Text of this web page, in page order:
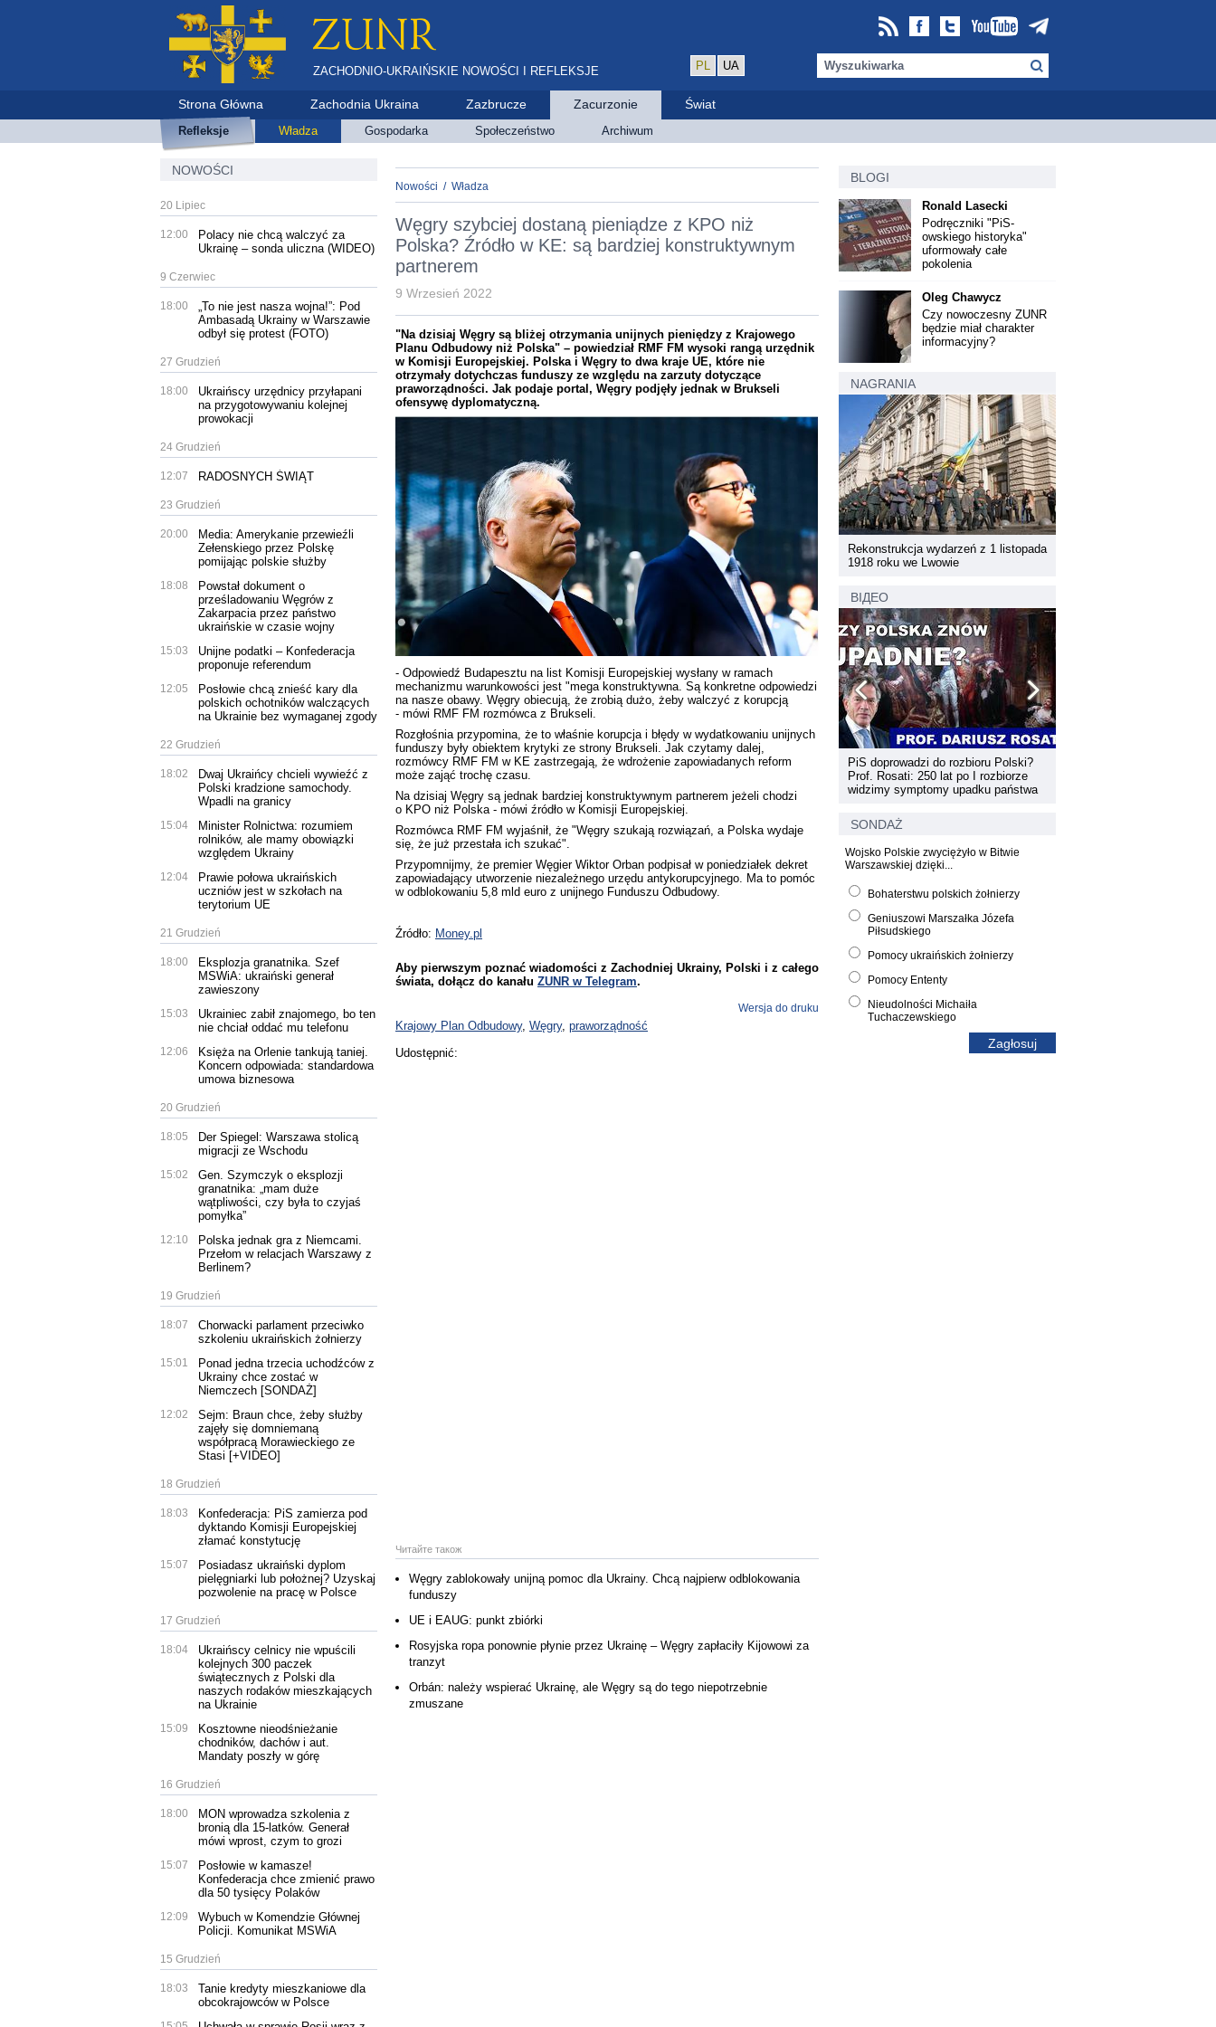
ZACHODNIO-UKRAIŃSKIE NOWOŚCI I REFLEKSJE PL UA
Strona Główna Zachodnia Ukraina Zazbrucze Zacurzonie Świat
Refleksje Władza Gospodarka Społeczeństwo Archiwum
NOWOŚCI
20 Lipiec
12:00
Polacy nie chcą walczyć za
Ukrainę – sonda uliczna (WIDEO)
9 Czerwiec
18:00
„To nie jest nasza wojna!”: Pod
Ambasadą Ukrainy w Warszawie
odbył się protest (FOTO)
27 Grudzień
18:00
Ukraińscy urzędnicy przyłapani
na przygotowywaniu kolejnej
prowokacji
24 Grudzień
12:07 RADOSNYCH ŚWIĄT
23 Grudzień
20:00
Media: Amerykanie przewieźli
Zełenskiego przez Polskę
pomijając polskie służby
18:08
Powstał dokument o
prześladowaniu Węgrów z
Zakarpacia przez państwo
ukraińskie w czasie wojny
15:03
Unijne podatki – Konfederacja
proponuje referendum
12:05
Posłowie chcą znieść kary dla
polskich ochotników walczących
na Ukrainie bez wymaganej zgody
22 Grudzień
18:02
Dwaj Ukraińcy chcieli wywieźć z
Polski kradzione samochody.
Wpadli na granicy
15:04
Minister Rolnictwa: rozumiem
rolników, ale mamy obowiązki
względem Ukrainy
12:04
Prawie połowa ukraińskich
uczniów jest w szkołach na
terytorium UE
21 Grudzień
18:00
Eksplozja granatnika. Szef
MSWiA: ukraiński generał
zawieszony
15:03
Ukrainiec zabił znajomego, bo ten
nie chciał oddać mu telefonu
12:06
Księża na Orlenie tankują taniej.
Koncern odpowiada: standardowa
umowa biznesowa
20 Grudzień
18:05
Der Spiegel: Warszawa stolicą
migracji ze Wschodu
15:02
Gen. Szymczyk o eksplozji
granatnika: „mam duże
wątpliwości, czy była to czyjaś
pomyłka”
12:10
Polska jednak gra z Niemcami.
Przełom w relacjach Warszawy z
Berlinem?
19 Grudzień
18:07
Chorwacki parlament przeciwko
szkoleniu ukraińskich żołnierzy
15:01
Ponad jedna trzecia uchodźców z
Ukrainy chce zostać w
Niemczech [SONDAŻ]
12:02
Sejm: Braun chce, żeby służby
zajęły się domniemaną
współpracą Morawieckiego ze
Stasi [+VIDEO]
18 Grudzień
18:03
Konfederacja: PiS zamierza pod
dyktando Komisji Europejskiej
złamać konstytucję
15:07
Posiadasz ukraiński dyplom
pielęgniarki lub położnej? Uzyskaj
pozwolenie na pracę w Polsce
17 Grudzień
18:04
Ukraińscy celnicy nie wpuścili
kolejnych 300 paczek
świątecznych z Polski dla
naszych rodaków mieszkających
na Ukrainie
15:09
Kosztowne nieodśnieżanie
chodników, dachów i aut.
Mandaty poszły w górę
16 Grudzień
18:00
MON wprowadza szkolenia z
bronią dla 15-latków. Generał
mówi wprost, czym to grozi
15:07
Posłowie w kamasze!
Konfederacja chce zmienić prawo
dla 50 tysięcy Polaków
12:09
Wybuch w Komendzie Głównej
Policji. Komunikat MSWiA
15 Grudzień
18:03
Tanie kredyty mieszkaniowe dla
obcokrajowców w Polsce
Nowości / Władza
Węgry szybciej dostaną pieniądze z KPO niż
Polska? Źródło w KE: są bardziej konstruktywnym
partnerem
9 Wrzesień 2022
"Na dzisiaj Węgry są bliżej otrzymania unijnych pieniędzy z Krajowego
Planu Odbudowy niż Polska" – powiedział RMF FM wysoki rangą urzędnik
w Komisji Europejskiej. Polska i Węgry to dwa kraje UE, które nie
otrzymały dotychczas funduszy ze względu na zarzuty dotyczące
praworządności. Jak podaje portal, Węgry podjęły jednak w Brukseli
ofensywę dyplomatyczną.
- Odpowiedź Budapesztu na list Komisji Europejskiej wysłany w ramach
mechanizmu warunkowości jest "mega konstruktywna. Są konkretne odpowiedzi
na nasze obawy. Węgry obiecują, że zrobią dużo, żeby walczyć z korupcją
- mówi RMF FM rozmówca z Brukseli.
Rozgłośnia przypomina, że to właśnie korupcja i błędy w wydatkowaniu unijnych
funduszy były obiektem krytyki ze strony Brukseli. Jak czytamy dalej,
rozmówcy RMF FM w KE zastrzegają, że wdrożenie zapowiadanych reform
może zająć trochę czasu.
Na dzisiaj Węgry są jednak bardziej konstruktywnym partnerem jeżeli chodzi
o KPO niż Polska - mówi źródło w Komisji Europejskiej.
Rozmówca RMF FM wyjaśnił, że "Węgry szukają rozwiązań, a Polska wydaje
się, że już przestała ich szukać".
Przypomnijmy, że premier Węgier Wiktor Orban podpisał w poniedziałek dekret
zapowiadający utworzenie niezależnego urzędu antykorupcyjnego. Ma to pomóc
w odblokowaniu 5,8 mld euro z unijnego Funduszu Odbudowy.
Źródło: Money.pl
Aby pierwszym poznać wiadomości z Zachodniej Ukrainy, Polski i z całego
świata, dołącz do kanału ZUNR w Telegram.
Wersja do druku
Krajowy Plan Odbudowy, Węgry, praworządność
Udostępnić:
Читайте також
Węgry zablokowały unijną pomoc dla Ukrainy. Chcą najpierw odblokowania
funduszy
UE i EAUG: punkt zbiórki
Rosyjska ropa ponownie płynie przez Ukrainę – Węgry zapłaciły Kijowowi za
tranzyt
Orbán: należy wspierać Ukrainę, ale Węgry są do tego niepotrzebnie
zmuszane
BLOGI
Ronald Lasecki
Podręczniki "PiS-
owskiego historyka"
uformowały całe
pokolenia
Oleg Chawycz
Czy nowoczesny ZUNR
będzie miał charakter
informacyjny?
NAGRANIA
Rekonstrukcja wydarzeń z 1 listopada
1918 roku we Lwowie
Rekonstrukcja wydarzeń z 1 listopada
1918 roku we Lwowie
ВІДЕО
Dyskusja "Wspólna przestrzeń
PiS doprowadzi do rozbioru Polski?
Prof. Rosati: 250 lat po I rozbiorze
widzimy symptomy upadku państwa
SONDAŻ
Wojsko Polskie zwyciężyło w Bitwie
Warszawskiej dzięki...
Bohaterstwu polskich żołnierzy
Geniuszowi Marszałka Józefa
Piłsudskiego
Pomocy ukraińskich żołnierzy
Pomocy Ententy
Nieudolności Michaiła
Tuchaczewskiego